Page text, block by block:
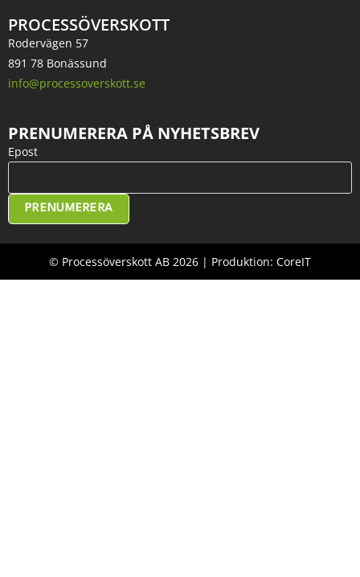
PROCESSÖVERSKOTT
Rodervägen 57
891 78 Bonässund
info@processoverskott.se
PRENUMERERA PÅ NYHETSBREV
Epost
PRENUMERERA
© Processöverskott AB 2026 | Produktion: CoreIT